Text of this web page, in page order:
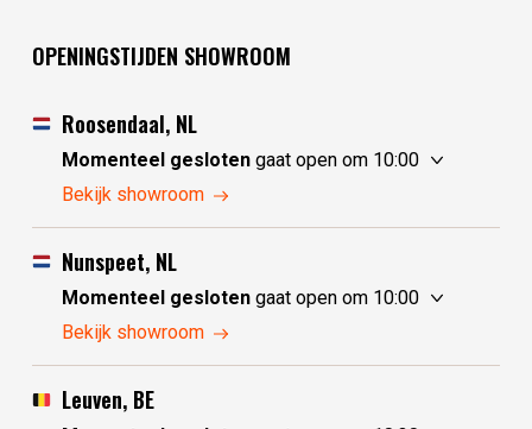
OPENINGSTIJDEN SHOWROOM
Roosendaal, NL
Momenteel geslotengaat open om 10:00
zaterdag
zondag
10:00 - 17:30
maandag
dinsdag
gesloten
woensdag
Bekijk showroom
Nunspeet, NL
Momenteel geslotengaat open om 10:00
zaterdag
zondag
gesloten
maandag
Bekijk showroom
Leuven, BE